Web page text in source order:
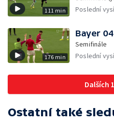
111 min
Poslední
176 min
Bayer
Semifinále
Poslední
Dalších
Ostatní také